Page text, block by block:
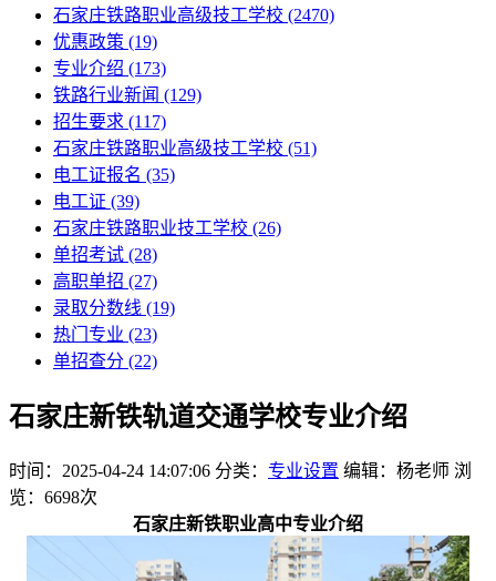
石家庄铁路职业高级技工学校 (2470)
优惠政策 (19)
专业介绍 (173)
铁路行业新闻 (129)
招生要求 (117)
石家庄铁路职业高级技工学校​ (51)
电工证报名 (35)
电工证 (39)
石家庄铁路职业技工学校 (26)
单招考试 (28)
高职单招 (27)
录取分数线 (19)
热门专业 (23)
单招查分 (22)
石家庄新铁轨道交通学校专业介绍
时间：2025-04-24 14:07:06 分类： 专业设置 编辑：杨老师 浏
览：6698次
石家庄新铁职业高中专业介绍